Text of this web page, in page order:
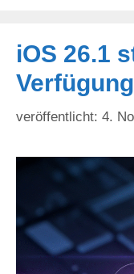
iOS 26.1
Verfügung
4.